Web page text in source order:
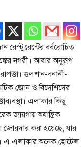
রেস্টুরেন্টের বর্বরোচিত
নগরী। আবার অনুরূপ
গুলশান-বনানী-
জোন ও বিদেশিদের
এলাকার কিছু
জায়গায় অযান্ত্রিক
জোরদার করা হয়েছে, যার
এ এলাকার অনেক হোটেল